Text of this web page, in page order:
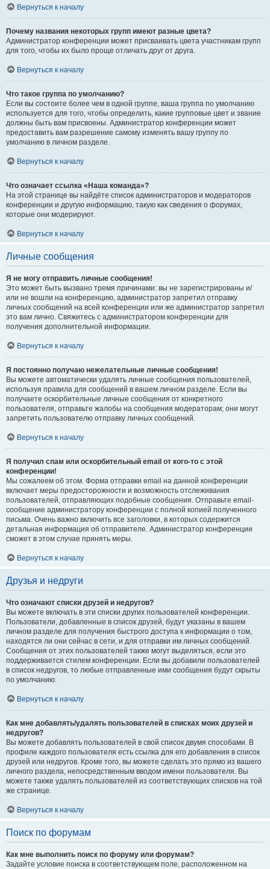
Вернуться к началу
Почему названия некоторых групп имеют разные цвета?
Администратор конференции может присваивать цвета участникам групп
для того, чтобы их было проще отличать друг от друга.
Вернуться к началу
Что такое группа по умолчанию?
Если вы состоите более чем в одной группе, ваша группа по умолчанию
используется для того, чтобы определить, какие групповые цвет и звание
должны быть вам присвоены. Администратор конференции может
предоставить вам разрешение самому изменять вашу группу по
умолчанию в личном разделе.
Вернуться к началу
Что означает ссылка «Наша команда»?
На этой странице вы найдёте список администраторов и модераторов
конференции и другую информацию, такую как сведения о форумах,
которые они модерируют.
Вернуться к началу
Личные сообщения
Я не могу отправить личные сообщения!
Это может быть вызвано тремя причинами: вы не зарегистрированы и/
или не вошли на конференцию, администратор запретил отправку
личных сообщений на всей конференции или же администратор запретил
это вам лично. Свяжитесь с администратором конференции для
получения дополнительной информации.
Вернуться к началу
Я постоянно получаю нежелательные личные сообщения!
Вы можете автоматически удалять личные сообщения пользователей,
используя правила для сообщений в вашем личном разделе. Если вы
получаете оскорбительные личные сообщения от конкретного
пользователя, отправьте жалобы на сообщения модераторам; они могут
запретить пользователю отправку личных сообщений.
Вернуться к началу
Я получил спам или оскорбительный email от кого-то с этой
конференции!
Мы сожалеем об этом. Форма отправки email на данной конференции
включает меры предосторожности и возможность отслеживания
пользователей, отправляющих подобные сообщения. Отправьте email-
сообщение администратору конференции с полной копией полученного
письма. Очень важно включить все заголовки, в которых содержится
детальная информация об отправителе. Администратор конференции
сможет в этом случае принять меры.
Вернуться к началу
Друзья и недруги
Что означают списки друзей и недругов?
Вы можете включать в эти списки других пользователей конференции.
Пользователи, добавленные в список друзей, будут указаны в вашем
личном разделе для получения быстрого доступа к информации о том,
находятся ли они сейчас в сети, и для отправки им личных сообщений.
Сообщения от этих пользователей также могут выделяться, если это
поддерживается стилем конференции. Если вы добавили пользователей
в список недругов, то любые отправленные ими сообщения будут скрыты
по умолчанию.
Вернуться к началу
Как мне добавлять/удалять пользователей в списках моих друзей и
недругов?
Вы можете добавлять пользователей в свой список двумя способами. В
профиле каждого пользователя есть ссылка для его добавления в список
друзей или недругов. Кроме того, вы можете сделать это прямо из вашего
личного раздела, непосредственным вводом имени пользователя. Вы
можете также удалять пользователей из соответствующих списков на той
же странице.
Вернуться к началу
Поиск по форумам
Как мне выполнить поиск по форуму или форумам?
Задайте условие поиска в соответствующем поле, расположенном на